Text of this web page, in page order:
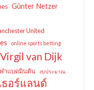
Günter Netzer
United
online sports betting
Virgil van Dijk
าแบดมินตัน งบประมาณ
ธอร์แลนด์